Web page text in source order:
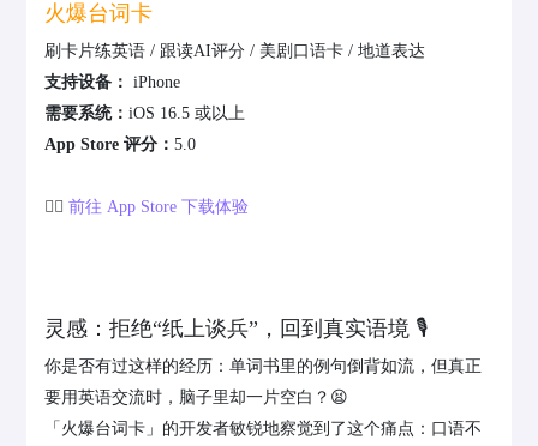
火爆台词卡
刷卡片练英语 / 跟读AI评分 / 美剧口语卡 / 地道表达
支持设备： iPhone
需要系统：iOS 16.5 或以上
App Store 评分：5.0
👉🏻前往 App Store 下载体验
灵感：拒绝“纸上谈兵”，回到真实语境 🎙️
你是否有过这样的经历：单词书里的例句倒背如流，但真正
要用英语交流时，脑子里却一片空白？😫
「火爆台词卡」的开发者敏锐地察觉到了这个痛点：口语不